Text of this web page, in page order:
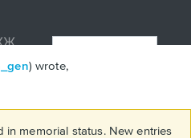
) wrote,
in memorial status. New entries